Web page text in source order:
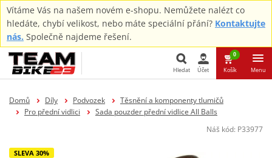
Vítáme Vás na našem novém e-shopu. Nemůžete nalézt co
hledáte, chybí velikost, nebo máte speciální přání? Kontaktujte
nás. Společně najdeme řešení.
Hledat Účet
0
Košík Menu
Domů Díly Podvozek
Těsnění a komponenty tlumičů
Pro přední vidlici
Sada pouzder přední vidlice All Balls
Náš kód: P33977
SLEVA 30%